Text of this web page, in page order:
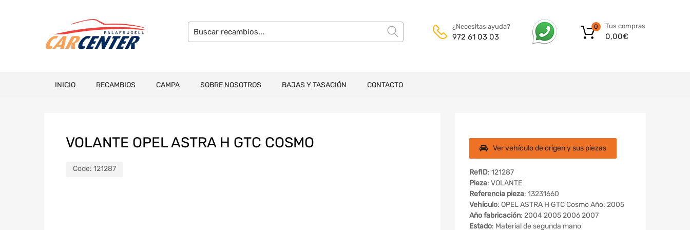
¿Necesitas ayuda?
972 61 03 03
Tus compras
0,00€
0
INICIO RECAMBIOS CAMPA SOBRE NOSOTROS BAJAS Y TASACIÓN CONTACTO
VOLANTE OPEL ASTRA H GTC COSMO
Code: 121287
Ver vehículo de origen y sus piezas
RefID: 121287
Pieza: VOLANTE
Referencia pieza: 13231660
Vehículo: OPEL ASTRA H GTC Cosmo Año: 2005
Año fabricación: 2004 2005 2006 2007
Estado: Material de segunda mano